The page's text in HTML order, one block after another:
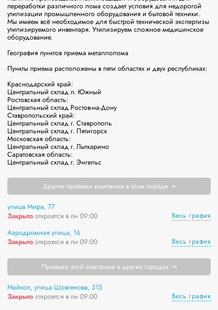
переработки различного лома создает условия для недорогой
утилизации промышленного оборудования и бытовой техники.
Мы имеем всё необходимое для быстрой технической экспертизы
утилизируемого инвентаря. Утилизируем сложное медицинское
оборудование.
География пунктов приема металлолома
Пункты приема расположены в пяти областях и двух республиках:
Краснодарский край:
Центральный склад п. Южный
Ростовская область:
Центральный склад Ростов-на-Дону
Ставропольский край:
Центральный склад г. Ставрополь
Центральный склад г. Пятигорск
Московская область:
Центральный склад г. Лыткарино
Саратовская область:
Центральный склад г. Энгельс
Другие приёмки компании в этом городе
улица Мира, 77
Закрыто откроется в пн 09:00
Весь график
Аэродромная улица, 16
Закрыто откроется в пн 09:00 Весь график
Приемки этой компании в других городах
Майкоп, улица Шовгенова, 315
Закрыто откроется в пн 09:00
Весь график